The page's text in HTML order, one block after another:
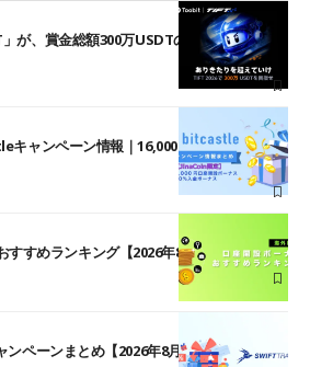
、賞金総額300万USDTのレースとして復
キャンペーン情報｜16,000円口座開設ボーナ
すすめランキング【2026年8月最新】
ペーンまとめ【2026年8月最新】